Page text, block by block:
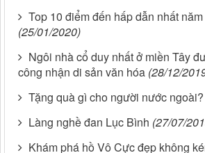
Top 10 điểm đến hấp dẫn nhất
(25/01/2020)
Ngôi nhà cổ duy nhất ở miền Tây
công nhận di sản văn hóa (28/12/
Tặng quà gì cho người nước ngoài?
Làng nghề đan Lục Bình (27/07/
Khám phá hồ Vô Cực đẹp không